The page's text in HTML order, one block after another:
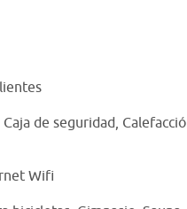
Caja de seguridad,
Wifi